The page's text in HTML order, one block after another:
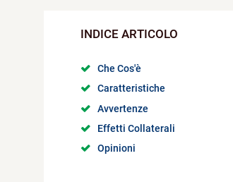
Che Cos'è
Caratteristiche
Avvertenze
Effetti Collaterali
Opinioni